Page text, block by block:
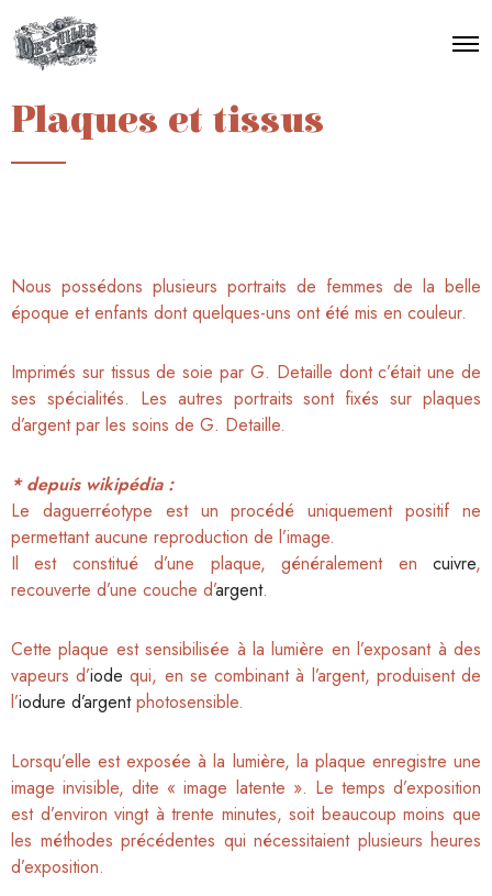
Plaques et tissus
Nous possédons plusieurs portraits de femmes de la belle
époque et enfants dont quelques-uns ont été mis en couleur.
Imprimés sur tissus de soie par G. Detaille dont c’était une de
ses spécialités. Les autres portraits sont fixés sur plaques
d’argent par les soins de G. Detaille.
* depuis wikipédia :
Le daguerréotype est un procédé uniquementpositif ne
permettant aucune reproduction de l’image.
Il est constitué d’une plaque, généralement en cuivre,
recouverte d’une couche d’argent.
Cette plaque est sensibilisée à la lumière enl’exposant à des
vapeurs d’iode qui, en se combinant à l’argent, produisent de
l’iodure d’argentphotosensible.
Lorsqu’elle est exposée à la lumière, la plaque enregistre une
image invisible, dite « image latente ». Le temps d’exposition
est d’environ vingt à trente minutes, soit beaucoup moins que
les méthodes précédentes qui nécessitaient plusieurs heures
d’exposition.